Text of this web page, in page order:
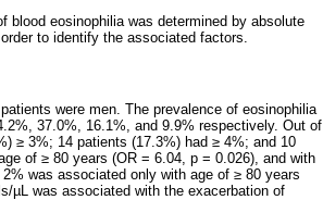
eosinophilia was determined by absolute
to identify the associated factors.
were men. The prevalence of eosinophilia
37.0%, 16.1%, and 9.9% respectively. Out of
≥ 3%; 14 patients (17.3%) had ≥ 4%; and 10
of ≥ 80 years (OR = 6.04, p = 0.026), and with
was associated only with age of ≥ 80 years
µL was associated with the exacerbation of